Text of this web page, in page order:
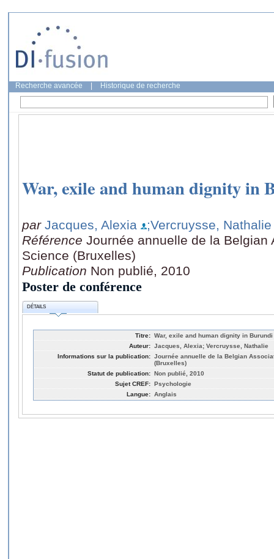
Recherche avancée Historique de recherche
War, exile and human dignity in
par Jacques, Alexia
;Vercruysse, Nathalie
Référence Journée annuelle de la
Science (Bruxelles)
Publication Non publié, 2010
Poster de conférence
DÉTAILS
Titre: War, exile and human dignity in Burundi
Auteur: Jacques, Alexia; Vercruysse, Nathalie
Informations sur la publication: Journée annuelle de la Belgian
(Bruxelles)
Statut de publication: Non publié, 2010
Sujet CREF: Psychologie
Langue: Anglais